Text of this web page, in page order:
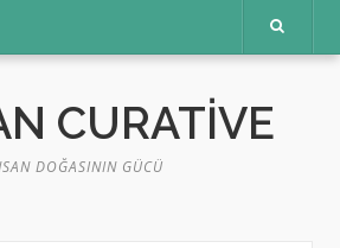
CURATIVE
DOĞASININ GÜCÜ